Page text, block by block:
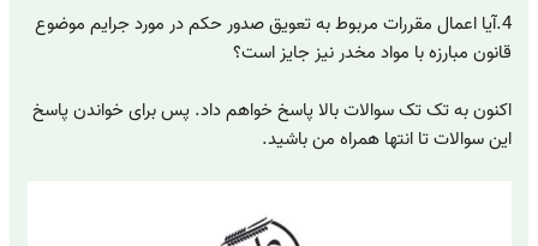
4.آیا اعمال مقررات مربوط به تعویق صدور حکم در مورد جرایم موضوع
قانون مبارزه با مواد مخدر نیز جایز است؟
اکنون به تک تک سوالات بالا پاسخ خواهم داد. پس برای خواندن پاسخ
این سوالات تا انتها همراه من باشید.